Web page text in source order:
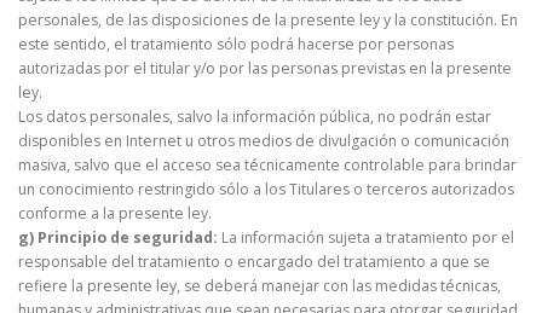
personales, de las disposiciones de la presente ley y la constitución. En
este sentido, el tratamiento sólo podrá hacerse por personas
autorizadas por el titular y/o por las personas previstas en la presente
ley.
Los datos personales, salvo la información pública, no podrán estar
disponibles en Internet u otros medios de divulgación o comunicación
masiva, salvo que el acceso sea técnicamente controlable para brindar
un conocimiento restringido sólo a los Titulares o terceros autorizados
conforme a la presente ley.
g) Principio de seguridad: La información sujeta a tratamiento por el
responsable del tratamiento o encargado del tratamiento a que se
refiere la presente ley, se deberá manejar con las medidas técnicas,